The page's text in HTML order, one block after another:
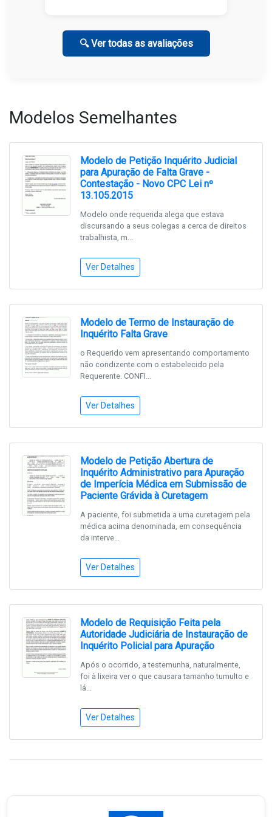
🔍 Ver todas as avaliações
Modelos Semelhantes
Modelo de Petição Inquérito Judicial
para Apuração de Falta Grave -
Contestação - Novo CPC Lei nº
13.105.2015
Modelo onde requerida alega que estava
discursando a seus colegas a cerca de direitos
trabalhista, m...
Ver Detalhes
Modelo de Termo de Instauração de
Inquérito Falta Grave
o Requerido vem apresentando comportamento
não condizente com o estabelecido pela
Requerente. CONFI...
Ver Detalhes
Modelo de Petição Abertura de
Inquérito Administrativo para Apuração
de Imperícia Médica em Submissão de
Paciente Grávida à Curetagem
A paciente, foi submetida a uma curetagem pela
médica acima denominada, em consequência
da interve...
Ver Detalhes
Modelo de Requisição Feita pela
Autoridade Judiciária de Instauração de
Inquérito Policial para Apuração
Após o ocorrido, a testemunha, naturalmente,
foi à lixeira ver o que causara tamanho tumulto e
lá...
Ver Detalhes